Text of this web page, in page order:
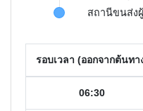
สถานีขนส่ง
รอบเวลา (ออกจากต้นทา
06:30